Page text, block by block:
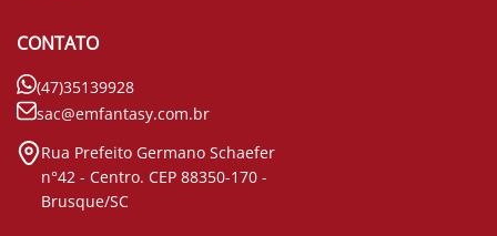
CONTATO
(47)35139928
sac@emfantasy.com.br
Rua Prefeito Germano Schaefer
n°42 - Centro. CEP 88350-170 -
Brusque/SC